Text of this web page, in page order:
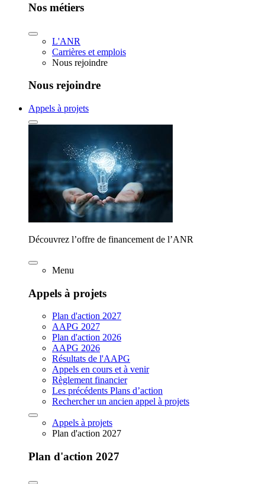
Nos métiers
L'ANR
Carrières et emplois
Nous rejoindre
Nous rejoindre
Appels à projets
Découvrez l’offre de financement de l’ANR
Menu
Appels à projets
Plan d'action 2027
AAPG 2027
Plan d'action 2026
AAPG 2026
Résultats de l'AAPG
Appels en cours et à venir
Règlement financier
Les précédents Plans d’action
Rechercher un ancien appel à projets
Appels à projets
Plan d'action 2027
Plan d'action 2027